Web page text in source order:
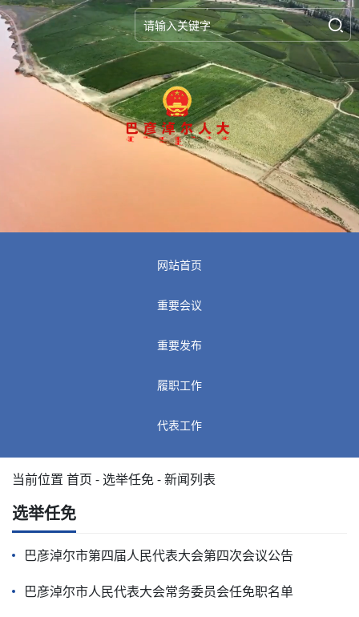
网站首页
重要会议
重要发布
履职工作
代表工作
当前位置 首页 -选举任免- 新闻列表
选举任免
巴彦淖尔市第四届人民代表大会第四次会议公告
巴彦淖尔市人民代表大会常务委员会任免职名单